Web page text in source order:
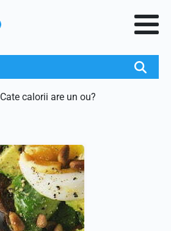
Cate calorii are un ou?